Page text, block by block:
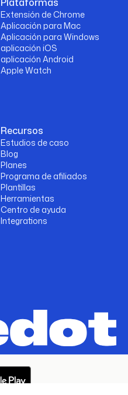
Extensión de Chrome
Aplicación para Mac
Aplicación para Windows
aplicación iOS
aplicación Android
Apple Watch
Recursos
Estudios de caso
Blog
Planes
Programa de afiliados
Plantillas
Herramientas
Centro de ayuda
Integrations